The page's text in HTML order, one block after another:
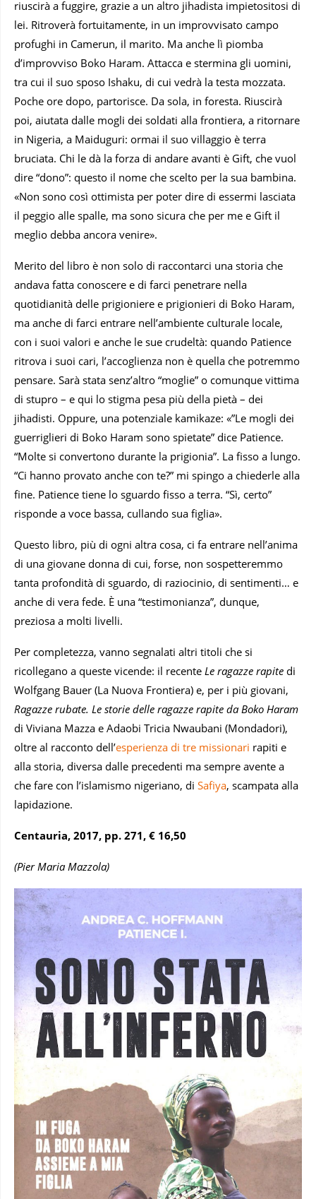
riuscirà a fuggire, grazie a un altro jihadista impietositosi di
lei. Ritroverà fortuitamente, in un improvvisato campo
profughi in Camerun, il marito. Ma anche lì piomba
d’improvviso Boko Haram. Attacca e stermina gli uomini,
tra cui il suo sposo Ishaku, di cui vedrà la testa mozzata.
Poche ore dopo, partorisce. Da sola, in foresta. Riuscirà
poi, aiutata dalle mogli dei soldati alla frontiera, a ritornare
in Nigeria, a Maiduguri: ormai il suo villaggio è terra
bruciata. Chi le dà la forza di andare avanti è Gift, che vuol
dire “dono”: questo il nome che scelto per la sua bambina.
«Non sono così ottimista per poter dire di essermi lasciata
il peggio alle spalle, ma sono sicura che per me e Gift il
meglio debba ancora venire».
Merito del libro è non solo di raccontarci una storia che
andava fatta conoscere e di farci penetrare nella
quotidianità delle prigioniere e prigionieri di Boko Haram,
ma anche di farci entrare nell’ambiente culturale locale,
con i suoi valori e anche le sue crudeltà: quando Patience
ritrova i suoi cari, l’accoglienza non è quella che potremmo
pensare. Sarà stata senz’altro “moglie” o comunque vittima
di stupro – e qui lo stigma pesa più della pietà – dei
jihadisti. Oppure, una potenziale kamikaze: «”Le mogli dei
guerriglieri di Boko Haram sono spietate” dice Patience.
“Molte si convertono durante la prigionia”. La fisso a lungo.
“Ci hanno provato anche con te?” mi spingo a chiederle alla
fine. Patience tiene lo sguardo fisso a terra. “Sì, certo”
risponde a voce bassa, cullando sua figlia».
Questo libro, più di ogni altra cosa, ci fa entrare nell’anima
di una giovane donna di cui, forse, non sospetteremmo
tanta profondità di sguardo, di raziocinio, di sentimenti… e
anche di vera fede. È una “testimonianza”, dunque,
preziosa a molti livelli.
Per completezza, vanno segnalati altri titoli che si
ricollegano a queste vicende: il recente Le ragazze rapite di
Wolfgang Bauer (La Nuova Frontiera) e, per i più giovani,
Ragazze rubate. Le storie delle ragazze rapite da Boko Haram
di Viviana Mazza e Adaobi Tricia Nwaubani (Mondadori),
oltre al racconto dell’esperienza di tre missionari rapiti e
alla storia, diversa dalle precedenti ma sempre avente a
che fare con l’islamismo nigeriano, di Safiya, scampata alla
lapidazione.
Centauria, 2017, pp. 271, € 16,50
(Pier Maria Mazzola)